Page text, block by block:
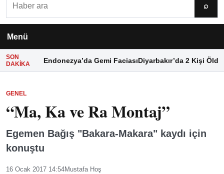
⌕
Menü
SON
DAKIKA
Endonezya’da Gemi FaciasıDiyarbakır’da 2 Kişi Öldü
GENEL
“Ma, Ka ve Ra Montaj”
Egemen Bağış "Bakara-Makara" kaydı için
konuştu
16 Ocak 2017 14:54Mustafa Hoş